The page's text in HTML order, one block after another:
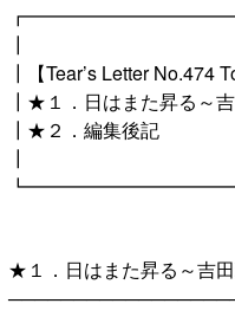
┃
┃【Tear’s Letter No.474
┃★１．日はまた昇る～
┃★２．編集後記
┃
★１．日はまた昇る～吉